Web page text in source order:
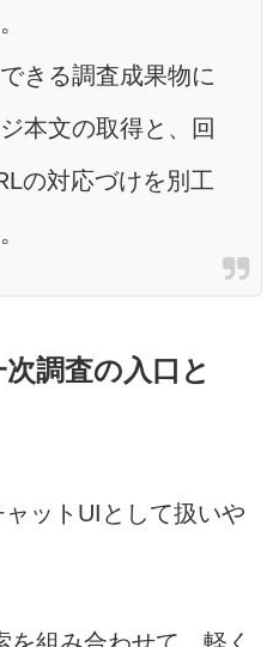
きる調査成果物に
本文の取得と、回
の対応づけを別工
調査の入口と
ットUIとして扱いや
組み合わせて、軽く